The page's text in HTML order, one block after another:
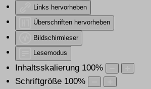
Links hervorheben
Überschriften hervorheben
Bildschirmleser
Lesemodus
Inhaltsskalierung 100%
Schriftgröße 100%